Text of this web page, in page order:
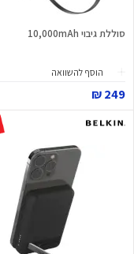
סוללת גיבוי 10,000mAh
הוסף להשוואה
249 ₪